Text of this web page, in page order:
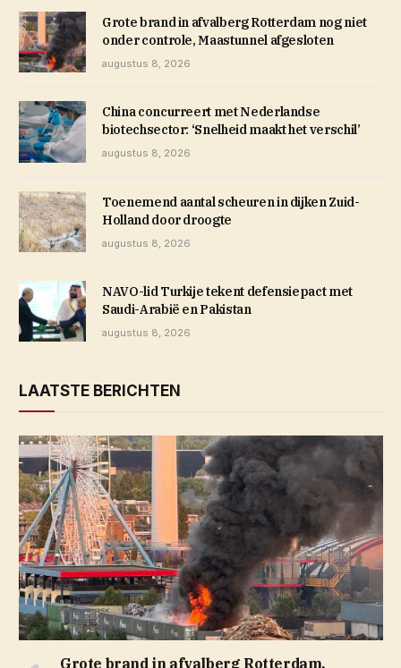
Grote brand in afvalberg Rotterdam nog niet
onder controle, Maastunnel afgesloten
augustus 8, 2026
China concurreert met Nederlandse
biotechsector: ‘Snelheid maakt het verschil’
augustus 8, 2026
Toenemend aantal scheuren in dijken Zuid-
Holland door droogte
augustus 8, 2026
NAVO-lid Turkije tekent defensiepact met
Saudi-Arabië en Pakistan
augustus 8, 2026
LAATSTE BERICHTEN
Grote brand in afvalberg Rotterdam,